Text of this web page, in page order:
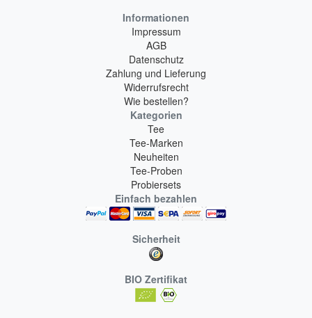
Informationen
Impressum
AGB
Datenschutz
Zahlung und Lieferung
Widerrufsrecht
Wie bestellen?
Kategorien
Tee
Tee-Marken
Neuheiten
Tee-Proben
Probiersets
Einfach bezahlen
Sicherheit
BIO Zertifikat